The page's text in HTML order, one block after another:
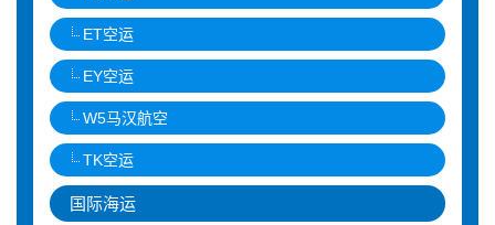
ET空运
EY空运
W5马汉航空
TK空运
国际海运